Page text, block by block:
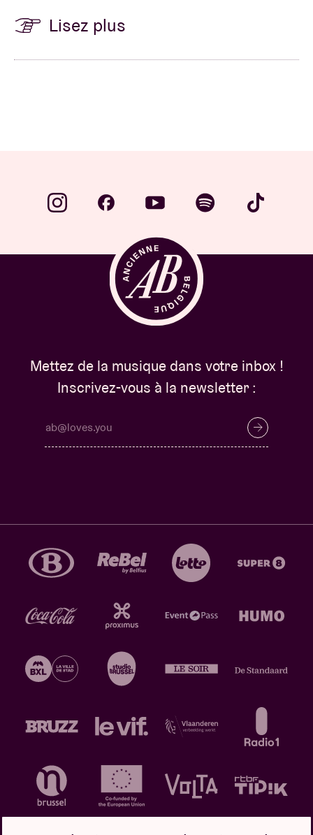
Lisez plus
Mettez de la musique dans votre inbox !
Inscrivez-vous à la newsletter :